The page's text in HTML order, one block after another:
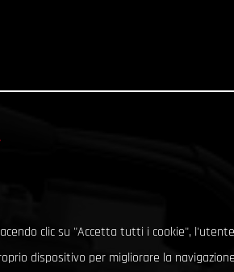
clic su "Accetta tutti i cookie",
dispositivo per migliorare la